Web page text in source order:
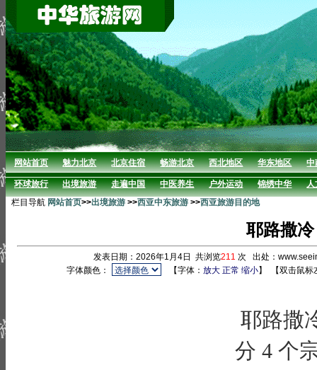
网站首页 魅力北京 北京住宿 畅游北京 西北地区 华东地区 中
环球旅行 出境旅游 走遍中国 中医养生 户外运动 锦绣中华
人
栏目导航 网站首页>>出境旅游 >>西亚中东旅游 >>西亚旅游目的地
耶路撒冷
发表日期：2026年1月4日 共浏览211 次 出处：
字体颜色：
【字体：放大 正常 缩小】 【双击鼠
耶路撒
分 4 个